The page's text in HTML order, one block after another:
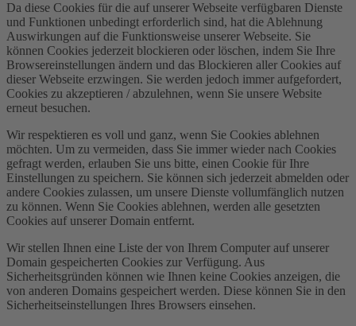
Da diese Cookies für die auf unserer Webseite verfügbaren Dienste
und Funktionen unbedingt erforderlich sind, hat die Ablehnung
Auswirkungen auf die Funktionsweise unserer Webseite. Sie
können Cookies jederzeit blockieren oder löschen, indem Sie Ihre
Browsereinstellungen ändern und das Blockieren aller Cookies auf
dieser Webseite erzwingen. Sie werden jedoch immer aufgefordert,
Cookies zu akzeptieren / abzulehnen, wenn Sie unsere Website
erneut besuchen.
Wir respektieren es voll und ganz, wenn Sie Cookies ablehnen
möchten. Um zu vermeiden, dass Sie immer wieder nach Cookies
gefragt werden, erlauben Sie uns bitte, einen Cookie für Ihre
Einstellungen zu speichern. Sie können sich jederzeit abmelden oder
andere Cookies zulassen, um unsere Dienste vollumfänglich nutzen
zu können. Wenn Sie Cookies ablehnen, werden alle gesetzten
Cookies auf unserer Domain entfernt.
Wir stellen Ihnen eine Liste der von Ihrem Computer auf unserer
Domain gespeicherten Cookies zur Verfügung. Aus
Sicherheitsgründen können wie Ihnen keine Cookies anzeigen, die
von anderen Domains gespeichert werden. Diese können Sie in den
Sicherheitseinstellungen Ihres Browsers einsehen.